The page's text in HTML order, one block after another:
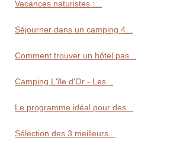
Vacances naturistes :...
Séjourner dans un camping 4...
Comment trouver un hôtel pas...
Camping L'île d'Or - Les...
Le programme idéal pour des...
Sélection des 3 meilleurs...